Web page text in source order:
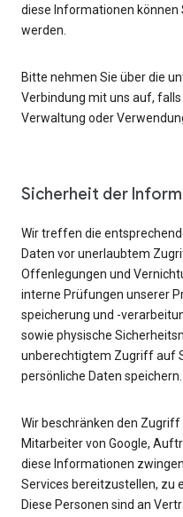
diese Informationen
werden.
Bitte nehmen Sie über die
Verbindung mit uns auf,
Verwaltung oder
Sicherheit der
Wir treffen die
Daten vor unerlaubtem
Offenlegungen und
interne Prüfungen unserer
speicherung und -
sowie physische
unberechtigtem Zugriff auf
persönliche Daten speichern.
Wir beschränken den
Mitarbeiter von Google,
diese Informationen
Services bereitzustellen, zu
Diese Personen sind an